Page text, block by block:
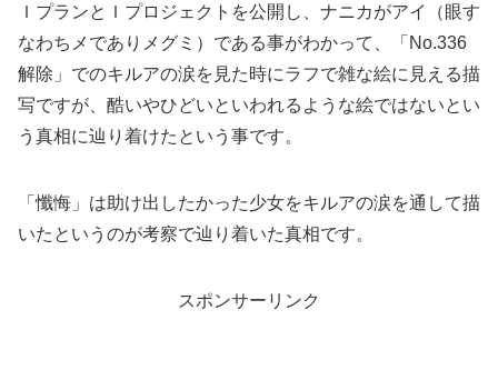
ＩプランとＩプロジェクトを公開し、ナニカがアイ（眼す
なわちメでありメグミ）である事がわかって、「No.336
解除」でのキルアの涙を見た時にラフで雑な絵に見える描
写ですが、酷いやひどいといわれるような絵ではないとい
う真相に辿り着けたという事です。
「懺悔」は助け出したかった少女をキルアの涙を通して描
いたというのが考察で辿り着いた真相です。
スポンサーリンク